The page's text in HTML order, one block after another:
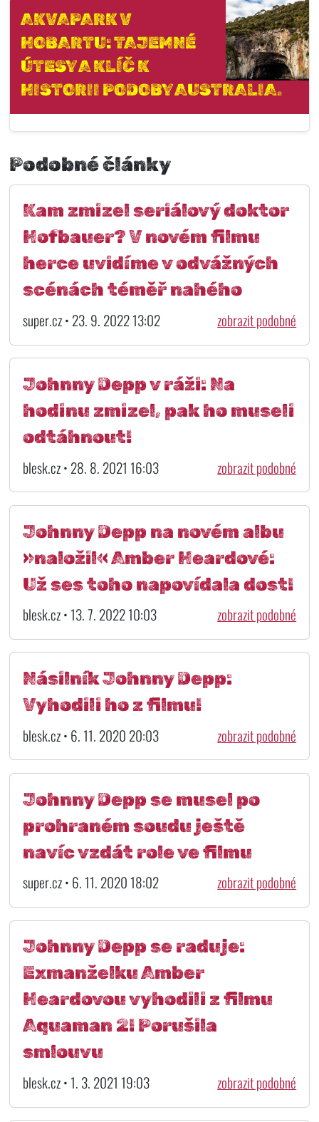
AKVAPARK V
HOBARTU: TAJEMNÉ
ÚTESY A KLÍČ K
HISTORII PODOBY AUSTRALIA.
Podobné články
Kam zmizel seriálový doktor
Hofbauer? V novém filmu
herce uvidíme v odvážných
scénách téměř nahého
super.cz • 23. 9. 2022 13:02 zobrazit podobné
Johnny Depp v ráži: Na
hodinu zmizel, pak ho museli
odtáhnout!
blesk.cz • 28. 8. 2021 16:03 zobrazit podobné
Johnny Depp na novém albu
»naložil« Amber Heardové:
Už ses toho napovídala dost!
blesk.cz • 13. 7. 2022 10:03 zobrazit podobné
Násilník Johnny Depp:
Vyhodili ho z filmu!
blesk.cz • 6. 11. 2020 20:03 zobrazit podobné
Johnny Depp se musel po
prohraném soudu ještě
navíc vzdát role ve filmu
super.cz • 6. 11. 2020 18:02 zobrazit podobné
Johnny Depp se raduje:
Exmanželku Amber
Heardovou vyhodili z filmu
Aquaman 2! Porušila
smlouvu
blesk.cz • 1. 3. 2021 19:03 zobrazit podobné